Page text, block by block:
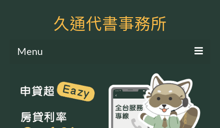
久通代書事務所
Menu
土地二胎申貸
房屋二胎申貸